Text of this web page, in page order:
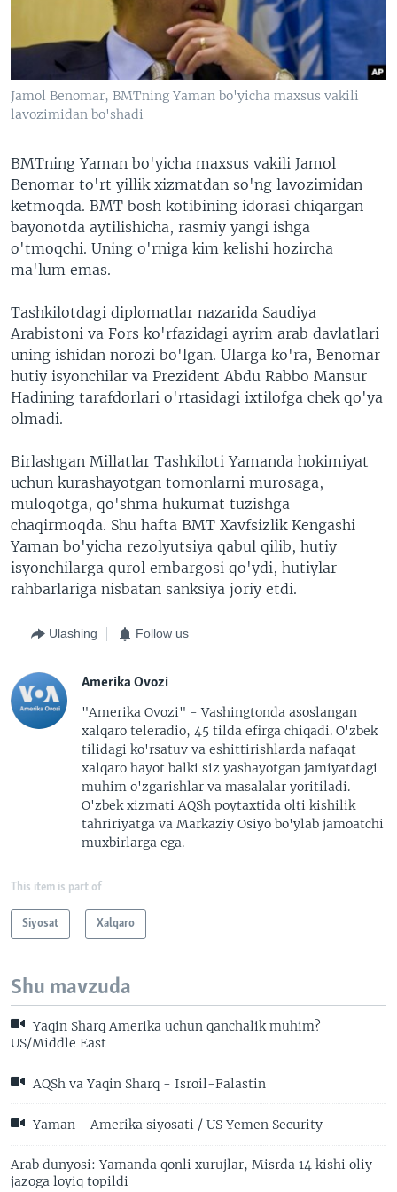
XABARLAR SURATLARDA
ODNOKLASSNIKI
TELEGRAM
TWITTER
SOUNDCLOUD
VOA
Jamol Benomar, BMTning Yaman bo'yicha maxsus vakili
lavozimidan bo'shadi
BMTning Yaman bo'yicha maxsus vakili Jamol
Benomar to'rt yillik xizmatdan so'ng lavozimidan
ketmoqda. BMT bosh kotibining idorasi chiqargan
bayonotda aytilishicha, rasmiy yangi ishga
o'tmoqchi. Uning o'rniga kim kelishi hozircha
ma'lum emas.
Tashkilotdagi diplomatlar nazarida Saudiya
Arabistoni va Fors ko'rfazidagi ayrim arab davlatlari
uning ishidan norozi bo'lgan. Ularga ko'ra, Benomar
hutiy isyonchilar va Prezident Abdu Rabbo Mansur
Hadining tarafdorlari o'rtasidagi ixtilofga chek qo'ya
olmadi.
Birlashgan Millatlar Tashkiloti Yamanda hokimiyat
uchun kurashayotgan tomonlarni murosaga,
muloqotga, qo'shma hukumat tuzishga
chaqirmoqda. Shu hafta BMT Xavfsizlik Kengashi
Yaman bo'yicha rezolyutsiya qabul qilib, hutiy
isyonchilarga qurol embargosi qo'ydi, hutiylar
rahbarlariga nisbatan sanksiya joriy etdi.
Ulashing Follow us
Amerika Ovozi
"Amerika Ovozi" - Vashingtonda asoslangan
xalqaro teleradio, 45 tilda efirga chiqadi. O'zbek
tilidagi ko'rsatuv va eshittirishlarda nafaqat
xalqaro hayot balki siz yashayotgan jamiyatdagi
muhim o'zgarishlar va masalalar yoritiladi.
O'zbek xizmati AQSh poytaxtida olti kishilik
tahririyatga va Markaziy Osiyo bo'ylab jamoatchi
muxbirlarga ega.
This item is part of
Siyosat Xalqaro
Shu mavzuda
Yaqin Sharq Amerika uchun qanchalik muhim?
US/Middle East
AQSh va Yaqin Sharq - Isroil-Falastin
Yaman - Amerika siyosati / US Yemen Security
Arab dunyosi: Yamanda qonli xurujlar, Misrda 14 kishi oliy
jazoga loyiq topildi